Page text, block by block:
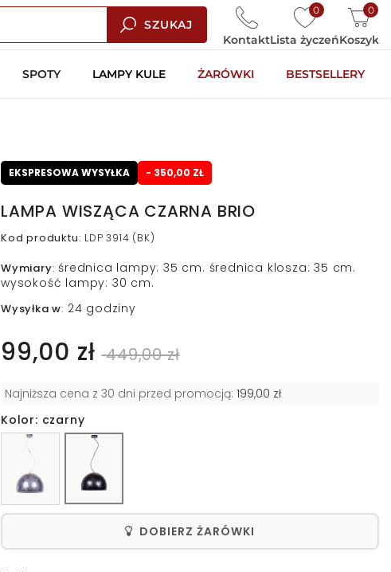
SZUKAJ
0
Lista życzeń
0
Koszyk
Kontakt
SPOTY LAMPY KULE ŻARÓWKI BESTSELLERY
EKSPRESOWA WYSYŁKA - 350,00 ZŁ
LAMPA WISZĄCA CZARNA BRIO
Kod produktu: LDP 3914 (BK)
Wymiary: średnica lampy: 35 cm. średnica klosza: 35 cm.
wysokość lampy: 30 cm.
Wysyłka w: 24 godziny
99,00 zł 449,00 zł
Najniższa cena z 30 dni przed promocją: 199,00 zł
Kolor: czarny
DOBIERZ ŻARÓWKI